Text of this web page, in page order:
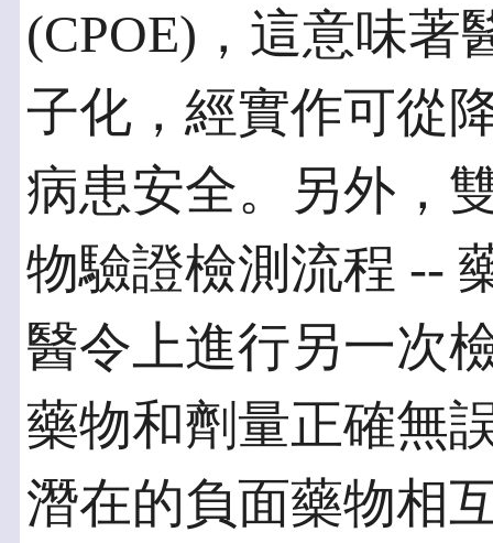
(CPOE)，這意味著
子化，經實作可從
病患安全。另外，
物驗證檢測流程 --
醫令上進行另一次
藥物和劑量正確無
潛在的負面藥物相